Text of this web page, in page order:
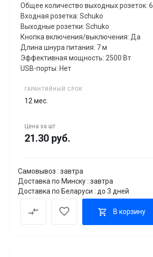
Общее количество выходных розеток: 6
Входная розетка: Schuko
Выходные розетки: Schuko
Кнопка включения/выключения: Да
Длина шнура питания: 7 м
Эффективная мощность: 2500 Вт
USB-порты: Нет
ГАРАНТИЙНЫЙ СРОК
12 мес.
Цена за шт
21.30 руб.
Самовывоз : завтра
Доставка по Минску : завтра
Доставка по Беларуси : до 3 дней
В корзину